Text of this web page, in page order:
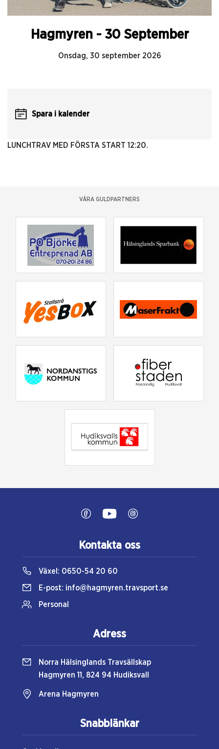
Hagmyren - 30 September
LUNCHTRAV MED FÖRSTA START 12:20.
Onsdag, 30 september 2026
Spara i kalender
VÅRA GULDPARTNERS
Snabblänkar
Kontakta oss
Växel: 0650-54 20 60
E-post: info@hagmyren.travsport.se
Personal
Adress
Norra Hälsinglands Travsällskap
Hagmyren 11, 824 94 Hudiksvall
Arena Hagmyren